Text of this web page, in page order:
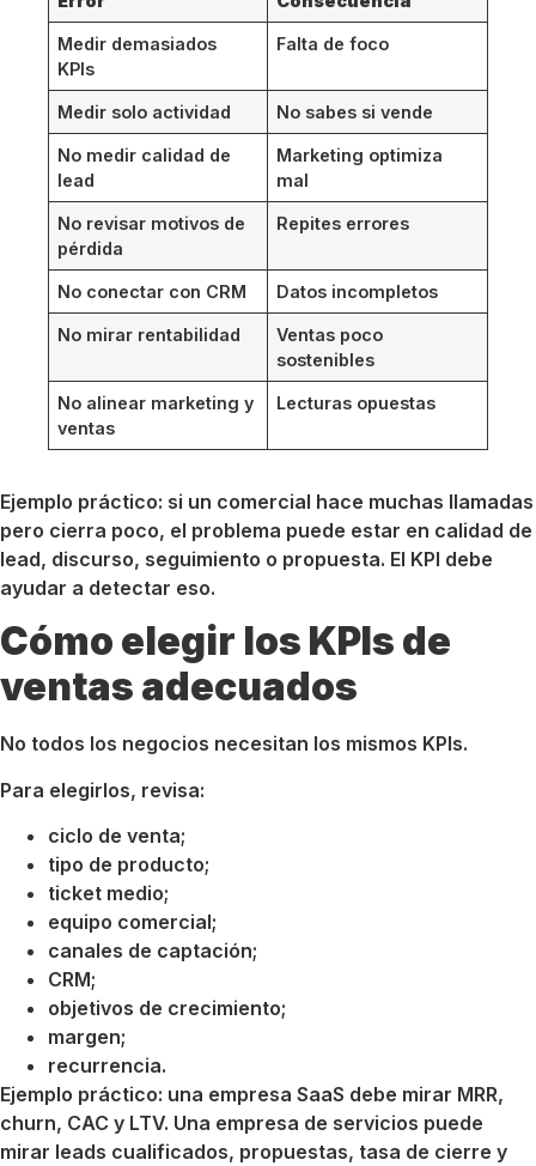
Medir demasiados
KPIs
Falta de foco
Medir solo actividad No sabes si vende
No medir calidad de
lead
Marketing optimiza
mal
No revisar motivos de
pérdida
Repites errores
No conectar con CRM Datos incompletos
No mirar rentabilidad
Ventas poco
sostenibles
No alinear marketing y
ventas
Lecturas opuestas
Ejemplo práctico: si un comercial hace muchas llamadas
pero cierra poco, el problema puede estar en calidad de
lead, discurso, seguimiento o propuesta. El KPI debe
ayudar a detectar eso.
Cómo elegir los KPIs de
ventas adecuados
No todos los negocios necesitan los mismos KPIs.
Para elegirlos, revisa:
ciclo de venta;
tipo de producto;
ticket medio;
equipo comercial;
canales de captación;
CRM;
objetivos de crecimiento;
margen;
recurrencia.
Ejemplo práctico: una empresa SaaS debe mirar MRR,
churn, CAC y LTV. Una empresa de servicios puede
mirar leads cualificados, propuestas, tasa de cierre y